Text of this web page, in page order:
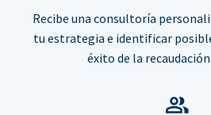
Recibe una consultoría
tu estrategia e identificar
éxito de la